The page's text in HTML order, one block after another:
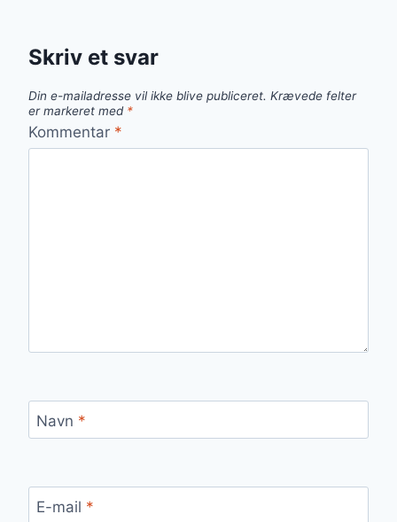
Skriv et svar
Din e-mailadresse vil ikke blive publiceret. Krævede felter
er markeret med *
Kommentar *
Navn *
E-mail *